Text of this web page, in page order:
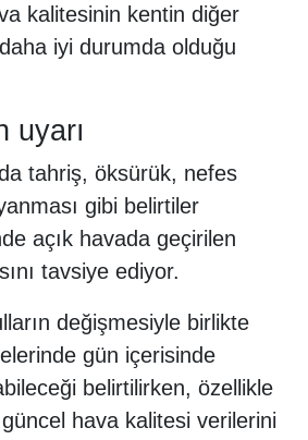
kalitesinin kentin diğer
iyi durumda olduğu
uyarı
tahriş, öksürük, nefes
gibi belirtiler
açık havada geçirilen
tavsiye ediyor.
değişmesiyle birlikte
gün içerisinde
belirtilirken, özellikle
hava kalitesi verilerini